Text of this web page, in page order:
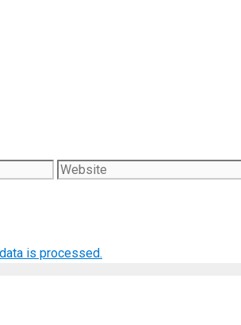
Website
is processed.